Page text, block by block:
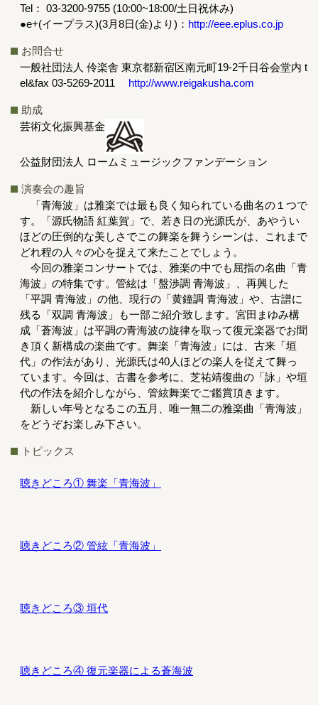
Tel： 03-3200-9755 (10:00~18:00/土日祝休み)
●e+(イープラス)(3月8日(金)より)： http://eee.eplus.co.jp
お問合せ
一般社団法人 伶楽舎 東京都新宿区南元町19-2千日谷会堂内 t
el&fax 03-5269-2011 http://www.reigakusha.com
助成
芸術文化振興基金
公益財団法人 ロームミュージックファンデーション
演奏会の趣旨
「青海波」は雅楽では最も良く知られている曲名の１つで
す。「源氏物語 紅葉賀」で、若き日の光源氏が、あやうい
ほどの圧倒的な美しさでこの舞楽を舞うシーンは、これまで
どれ程の人々の心を捉えて来たことでしょう。
今回の雅楽コンサートでは、雅楽の中でも屈指の名曲「青
海波」の特集です。管絃は「盤渉調 青海波」、再興した
「平調 青海波」の他、現行の「黄鐘調 青海波」や、古譜に
残る「双調 青海波」も一部ご紹介致します。宮田まゆみ構
成「蒼海波」は平調の青海波の旋律を取って復元楽器でお聞
き頂く新構成の楽曲です。舞楽「青海波」には、古来「垣
代」の作法があり、光源氏は40人ほどの楽人を従えて舞っ
ています。今回は、古書を参考に、芝祐靖復曲の「詠」や垣
代の作法を紹介しながら、管絃舞楽でご鑑賞頂きます。
新しい年号となるこの五月、唯一無二の雅楽曲「青海波」
をどうぞお楽しみ下さい。
トピックス
聴きどころ① 舞楽「青海波」
聴きどころ② 管絃「青海波」
聴きどころ③ 垣代
聴きどころ④ 復元楽器による蒼海波